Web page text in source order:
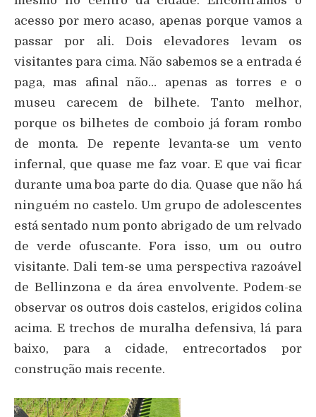
acesso por mero acaso, apenas porque vamos a
passar por ali. Dois elevadores levam os
visitantes para cima. Não sabemos se a entrada é
paga, mas afinal não… apenas as torres e o
museu carecem de bilhete. Tanto melhor,
porque os bilhetes de comboio já foram rombo
de monta. De repente levanta-se um vento
infernal, que quase me faz voar. E que vai ficar
durante uma boa parte do dia. Quase que não há
ninguém no castelo. Um grupo de adolescentes
está sentado num ponto abrigado de um relvado
de verde ofuscante. Fora isso, um ou outro
visitante. Dali tem-se uma perspectiva razoável
de Bellinzona e da área envolvente. Podem-se
observar os outros dois castelos, erigidos colina
acima. E trechos de muralha defensiva, lá para
baixo, para a cidade, entrecortados por
construção mais recente.